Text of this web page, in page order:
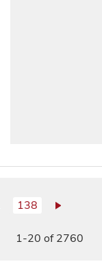
138
1-20 of 2760